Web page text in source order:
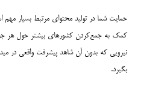
حمایت شما در تولید محتوای مرتبط بسیار مهم
کمک به جمع‌کردن کشورهای بیشتر حول هر
نیرویی که بدون آن شاهد پیشرفت واقعی در
بگیرد.